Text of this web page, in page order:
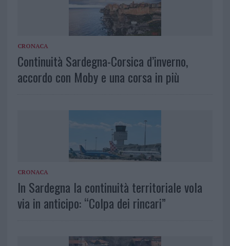
CRONACA
Continuità Sardegna-Corsica d’inverno,
accordo con Moby e una corsa in più
CRONACA
In Sardegna la continuità territoriale vola
via in anticipo: “Colpa dei rincari”